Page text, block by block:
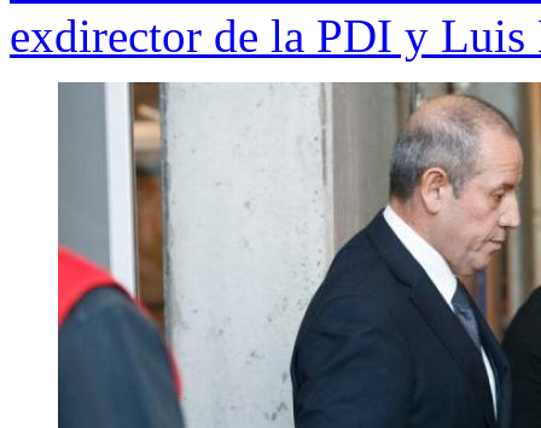
exdirector de la PDI y Luis